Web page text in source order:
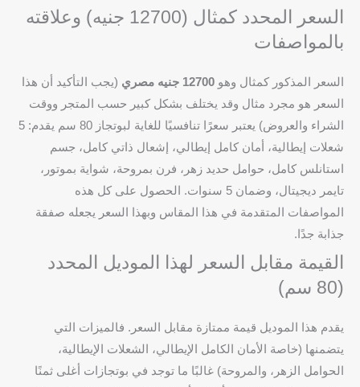
السعر المحدد كمثال (12700 جنيه) وعلاقته
بالمواصفات
السعر المذكور كمثال وهو 12700 جنيه مصري
(يجب التأكيد أن هذا
السعر هو مجرد مثال وقد يختلف بشكل كبير حسب المتجر ووقت
الشراء والعروض) يعتبر سعرًا تنافسيًا للغاية لبوتجاز 80 سم يقدم: 5
شعلات إيطالية، أمان كامل إيطالي، إشعال ذاتي كامل، جسم
استانلس كامل، حوامل حديد زهر، فرن بمروحة، شواية بموتور،
تايمر ديجيتال، وضمان 5 سنوات. الحصول على كل هذه
المواصفات المتقدمة في هذا المقاس وبهذا السعر يجعله صفقة
جذابة جدًا.
القيمة مقابل السعر لهذا الموديل المحدد
(80 سم)
يقدم هذا الموديل قيمة ممتازة مقابل السعر. فالميزات التي
يتضمنها (خاصة الأمان الكامل الإيطالي، الشعلات الإيطالية،
الحوامل الزهر، والمروحة) غالبًا ما توجد في بوتجازات أغلى ثمنًا